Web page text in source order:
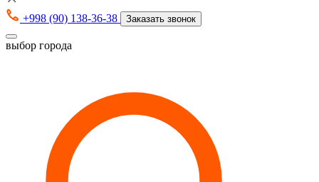
+998 (90) 138-36-38 Заказать звонок
выбор города